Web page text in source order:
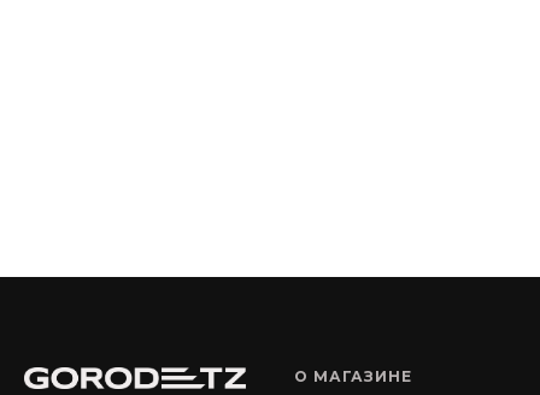
О МАГАЗИНЕ